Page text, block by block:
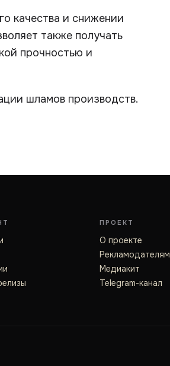
качества и снижении
также получать
прочностью и
шламов производств.
ПРОЕКТ
О проекте
Рекламодателям
Медиакит
Telegram-канал